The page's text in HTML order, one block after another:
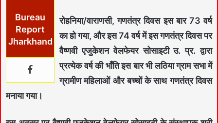
Bureau
Report
Jharkhand
रोहनिया/वाराणसी, गणतंत्र दिवस इस बार 73 वर्ष
का हो गया, और इस 74 वर्ष में इस गणतंत्र दिवस पर
वैष्णवी एजुकेशन वेलफेयर सोसाइटी उ. प्र. द्वारा
प्रत्येक वर्ष की भाँति इस बार भी लठिया ग्राम सभा में
ग्रामीण महिलाओं और बच्चों के साथ गणतंत्र दिवस
मनाया गया।